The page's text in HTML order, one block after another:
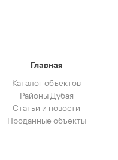
Главная
Каталог объектов
Районы Дубая
Статьи и новости
Проданные объекты